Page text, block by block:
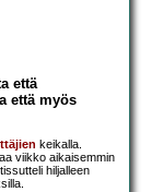
että
että myös
keikalla.
viikko aikaisemmin
hiljalleen